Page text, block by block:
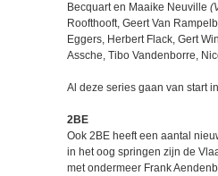
Becquart en Maaike Neuville
Roofthooft, Geert Van
Eggers, Herbert Flack, Gert
Assche, Tibo Vandenborre,
Al deze series gaan van start
2BE
Ook 2BE heeft een aantal
in het oog springen zijn de
met ondermeer Frank